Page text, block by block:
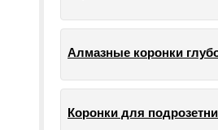
Алмазные коронки
Коронки для